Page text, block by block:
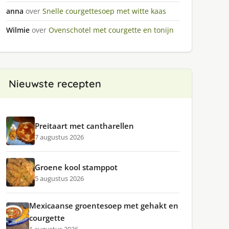
anna over Snelle courgettesoep met witte kaas
Wilmie over Ovenschotel met courgette en tonijn
Nieuwste recepten
Preitaart met cantharellen
7 augustus 2026
Groene kool stamppot
5 augustus 2026
Mexicaanse groentesoep met gehakt en
courgette